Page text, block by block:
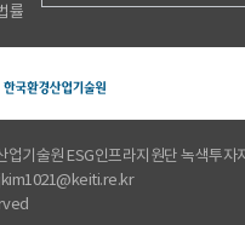
률
기술원 ESG인프라지원단 녹색투자